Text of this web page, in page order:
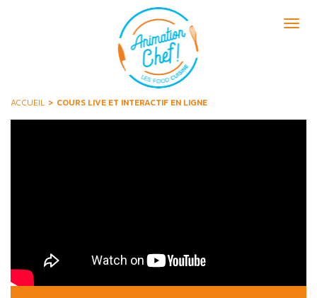
ACCUEIL COURS LIVE ET INTERACTIF EN LIGNE